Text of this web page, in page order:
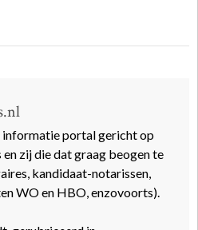
informatie portal gericht op
zij die dat graag beogen te
kandidaat-notarissen,
WO en HBO, enzovoorts).